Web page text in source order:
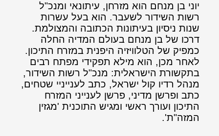
יוני בן מנחם הוא מזרחן, עיתונאי ומנכ"ל
רשות השידור לשעבר. הוא בעל עשרות
שנות ניסיון בעיתונות הכתובה והמצולמת.
דרכו של בן מנחם בעולם המדיה החלה
כמפיק של הטלוויזיה היפנית במזרח התיכון.
לאחר מכן, הוא מילא תפקידי מפתח רבים
בתקשורת הישראלית: מנכ"ל רשות השידור,
מנהל רדיו קול ישראל, כתב לענייניי שטחים,
כתב ופרשן מדיני, פרשן לענייני המזרח
התיכון ועורך ראשי ומגיש התוכנית 'מגזין
המזה"ת'.